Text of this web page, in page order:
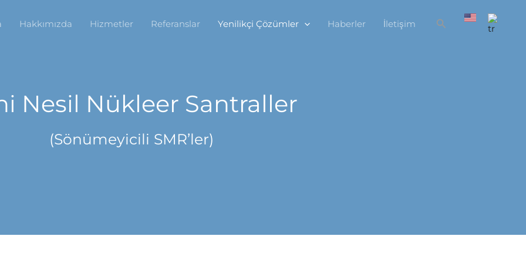
Hakkımızda Hizmetler Referanslar Yenilikçi Çözümler Haberler İletişim
Nesil Nükleer Santraller
(Sönümeyicili SMR’ler)